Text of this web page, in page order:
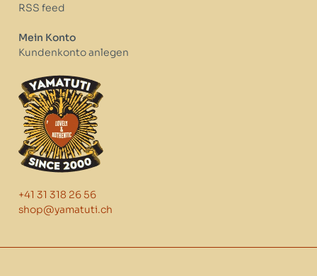
RSS feed
Mein Konto
Kundenkonto anlegen
+41 31 318 26 56
shop@yamatuti.ch